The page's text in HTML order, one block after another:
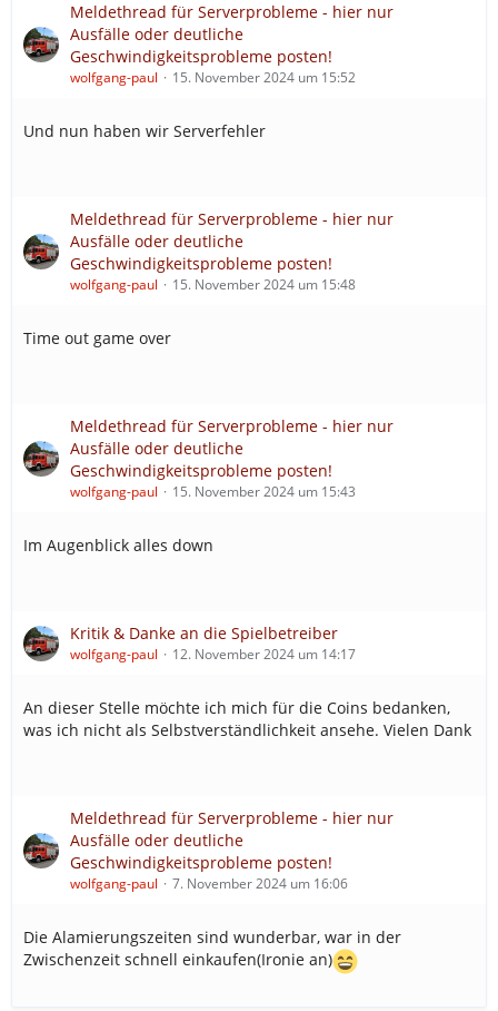
Meldethread für Serverprobleme - hier nur
Ausfälle oder deutliche
Geschwindigkeitsprobleme posten!
wolfgang-paul 15. November 2024 um 15:52
Und nun haben wir Serverfehler
Meldethread für Serverprobleme - hier nur
Ausfälle oder deutliche
Geschwindigkeitsprobleme posten!
wolfgang-paul 15. November 2024 um 15:48
Time out game over
Meldethread für Serverprobleme - hier nur
Ausfälle oder deutliche
Geschwindigkeitsprobleme posten!
wolfgang-paul 15. November 2024 um 15:43
Im Augenblick alles down
Kritik & Danke an die Spielbetreiber
wolfgang-paul 12. November 2024 um 14:17
An dieser Stelle möchte ich mich für die Coins bedanken,
was ich nicht als Selbstverständlichkeit ansehe. Vielen Dank
Meldethread für Serverprobleme - hier nur
Ausfälle oder deutliche
Geschwindigkeitsprobleme posten!
wolfgang-paul 7. November 2024 um 16:06
Die Alamierungszeiten sind wunderbar, war in der
Zwischenzeit schnell einkaufen(Ironie an)